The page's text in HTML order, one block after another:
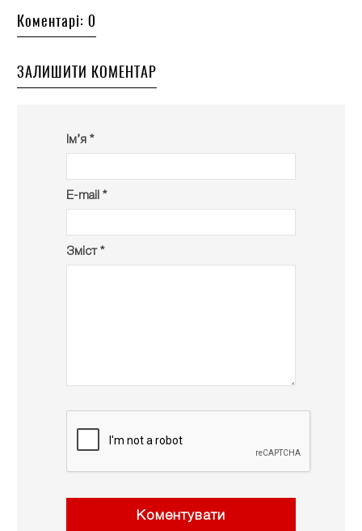
Коментарі: 0
ЗАЛИШИТИ КОМЕНТАР
Ім’я *
E-mail *
Зміст *
Коментувати